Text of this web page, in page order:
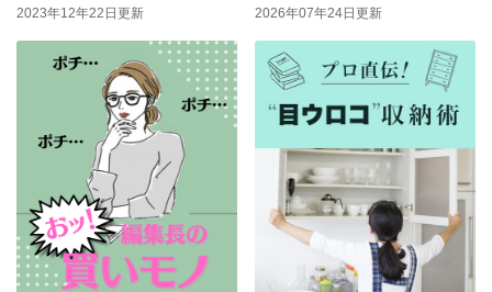
2023年12年22日更新 2026年07年24日更新